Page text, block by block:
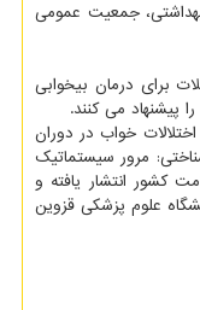
جمعیت عمومی
برای درمان بیخوابی
پیشنهاد می کنند.
اختلالات خواب در دوران
روانشناختی: مرور سیستماتیک
کشور انتشار یافته و
علوم پزشکی قزوین